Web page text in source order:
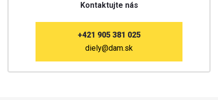
Kontaktujte nás
+421 905 381 025
diely@dam.sk